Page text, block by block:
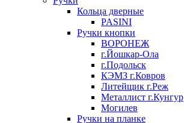
Кольца дверные
PASINI
Ручки кнопки
ВОРОНЕЖ
г.Йошкар-Ола
г.Подольск
КЭМЗ г.Ковров
Литейщик г.Реж
Металлист г.Кунгур
Могилев
Ручки на планке